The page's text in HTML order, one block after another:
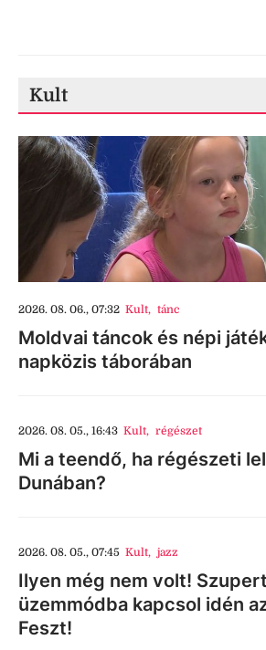
Kult
2026. 08. 06., 07:32 Kult, tánc
Moldvai táncok és népi
napközis táborában
2026. 08. 05., 16:43 Kult, régészet
Mi a teendő, ha régészeti
Dunában?
2026. 08. 05., 07:45 Kult, jazz
Ilyen még nem volt!
üzemmódba kapcsol idén
Feszt!